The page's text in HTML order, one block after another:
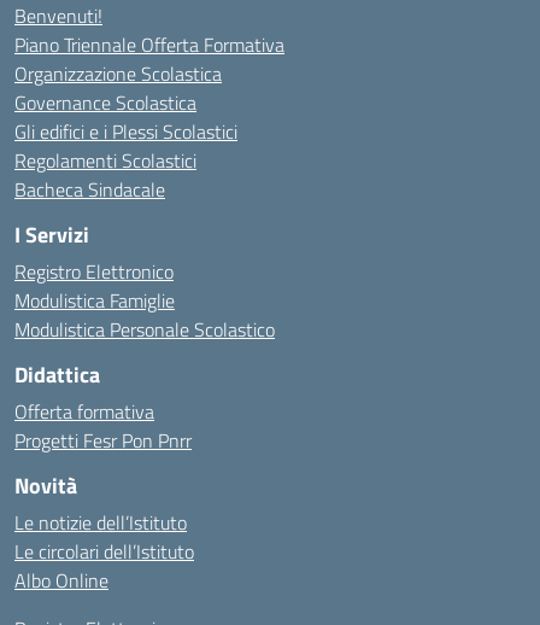
Benvenuti!
Piano Triennale Offerta Formativa
Organizzazione Scolastica
Governance Scolastica
Gli edifici e i Plessi Scolastici
Regolamenti Scolastici
Bacheca Sindacale
I Servizi
Registro Elettronico
Modulistica Famiglie
Modulistica Personale Scolastico
Didattica
Offerta formativa
Progetti Fesr Pon Pnrr
Novità
Le notizie dell’Istituto
Le circolari dell’Istituto
Albo Online